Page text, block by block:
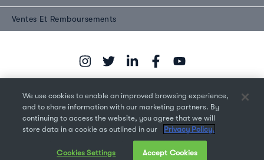
Ventes Et Remboursements
Droit d'auteur © 2026 Monotype Imaging Inc. Tous droits
réservés.
We use cookies to enable an improved browsing experience,
and to share information with our marketing partners. By
continuing to access the website, you agree that we will
store data in a cookie as outlined in our
Privacy Policy.
Cookies Settings Accept Cookies